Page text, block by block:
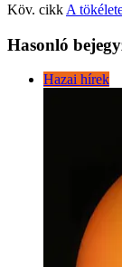
Köv. cikk A
Hasonló
Hazai hírek